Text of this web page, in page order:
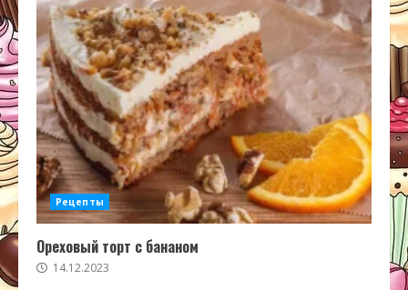
Рецепты
Ореховый торт с бананом
14.12.2023